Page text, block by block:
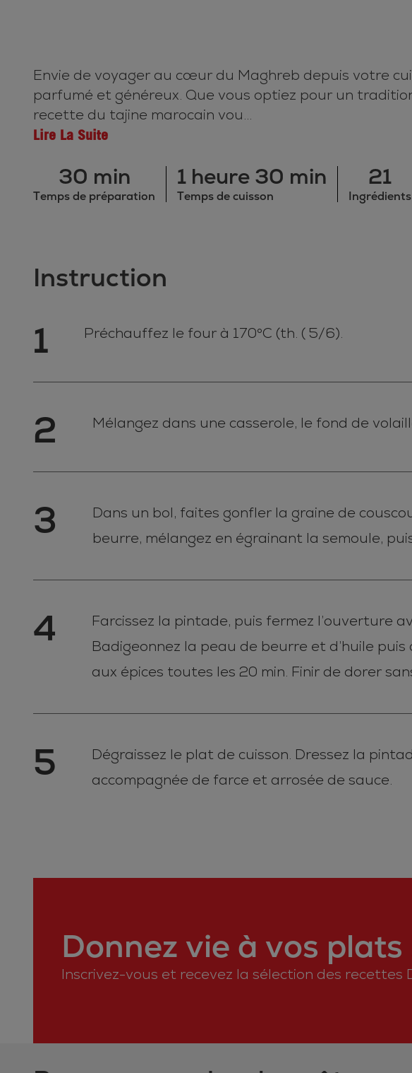
Envie de voyager au cœur du Maghreb depuis votre
parfumé et généreux. Que vous optiez pour un
recette du tajine marocain vou...
Lire La Suite
30 min
Temps de préparation
1 heure 30 min
Temps de cuisson
21
Ingrédients
Instruction
1 Préchauffez le four à 170°C (th. ( 5/6).
2 Mélangez dans une casserole, le fond de
3
Dans un bol, faites gonfler la graine de
beurre, mélangez en égrainant la semoule,
4
Farcissez la pintade, puis fermez l’ouverture
Badigeonnez la peau de beurre et d’huile
aux épices toutes les 20 min. Finir de dorer
5
Dégraissez le plat de cuisson. Dressez la
accompagnée de farce et arrosée de sauce.
Donnez vie à vos plats
Inscrivez-vous et recevez la sélection des recettes